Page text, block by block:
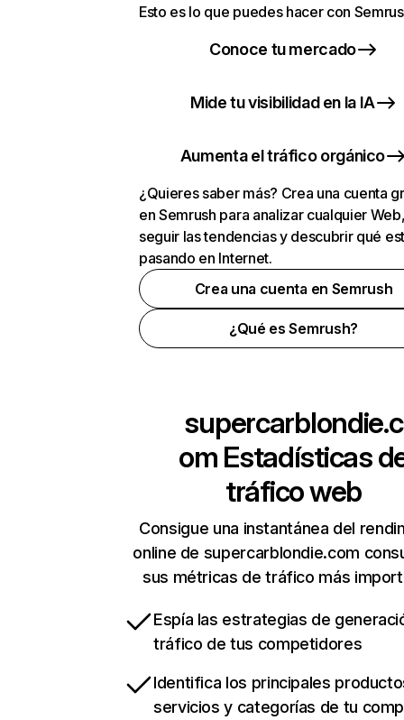
Esto es lo que puedes hacer con
Conoce tu mercado
Mide tu visibilidad en la IA
Aumenta el tráfico orgánico
¿Quieres saber más? Crea una cuenta
en Semrush para analizar cualquier
seguir las tendencias y descubrir qué
pasando en Internet.
Crea una cuenta en Semrush
¿Qué es Semrush?
supercarblondie.c
om Estadísticas
tráfico web
Consigue una instantánea del
online de supercarblondie.com
sus métricas de tráfico más
Espía las estrategias de
tráfico de tus competidores
Identifica los principales
servicios y categorías de tu